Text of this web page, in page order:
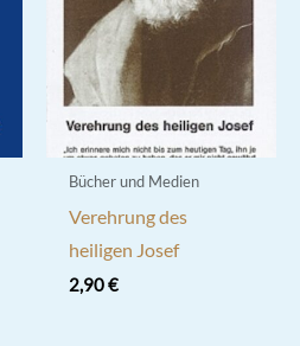
Bücher und Medien
Verehrung des
heiligen Josef
2,90€